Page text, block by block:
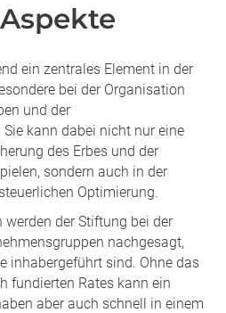
ein zentrales Element in der
bei der Organisation
und der
kann dabei nicht nur eine
des Erbes und der
sondern auch in der
Optimierung.
der Stiftung bei der
nachgesagt,
inhabergeführt sind. Ohne das
fundierten Rates kann ein
aber auch schnell in einem